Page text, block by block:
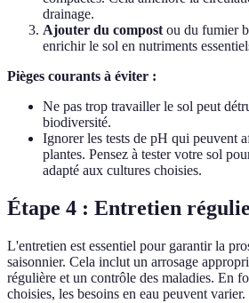
drainage.
Ajouter du compostou du fumier
enrichir le sol en nutriments
Pièges courants à éviter :
Ne pas trop travailler le sol peut
biodiversité.
Ignorer les tests de pH qui peuvent
plantes. Pensez à tester votre sol
adapté aux cultures choisies.
Étape 4 : Entretien
L'entretien est essentiel pour garantir la
saisonnier. Cela inclut un arrosage
régulière et un contrôle des maladies. En
choisies, les besoins en eau peuvent varier.